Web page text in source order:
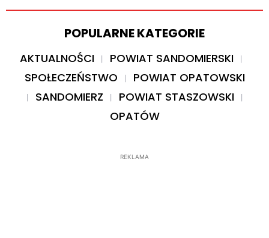
POPULARNE KATEGORIE
AKTUALNOŚCI
POWIAT SANDOMIERSKI
SPOŁECZEŃSTWO
POWIAT OPATOWSKI
SANDOMIERZ
POWIAT STASZOWSKI
OPATÓW
REKLAMA